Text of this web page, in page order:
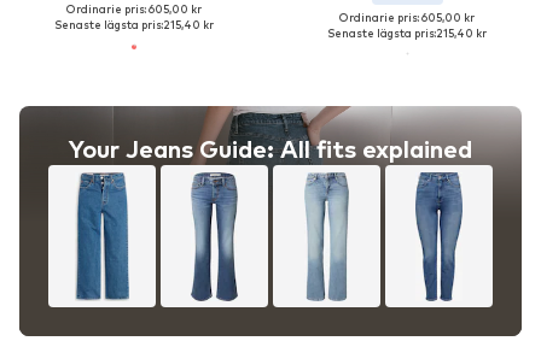
Ordinarie pris: 605,00 kr
Senaste lägsta pris:215,40 kr
Ordinarie pris: 605,00 kr
Senaste lägsta pris:215,40 kr
Your Jeans Guide: All fits explained